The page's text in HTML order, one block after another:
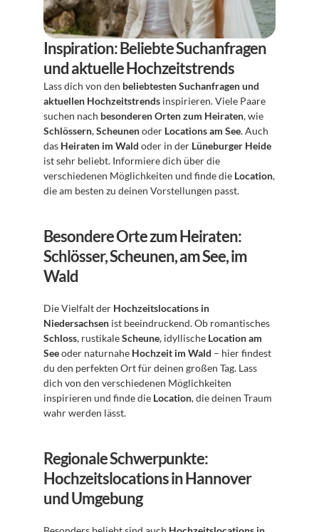
Inspiration: Beliebte Suchanfragen
und aktuelle Hochzeitstrends
Lass dich von den beliebtesten Suchanfragen und
aktuellen Hochzeitstrends inspirieren. Viele Paare
suchen nach besonderen Orten zum Heiraten
Schlössern, Scheunen oder Locations am See. Auch
das Heiraten im Wald oder in der Lüneburger Heide
ist sehr beliebt. Informiere dich über die
verschiedenen Möglichkeiten und finde die Location,
die am besten zu deinen Vorstellungen passt.
Besondere Orte zum Heiraten:
Schlösser, Scheunen, am See, im
Wald
Die Vielfalt der Hochzeitslocations in
Niedersachsen
Schloss, rustikale Scheune, idyllische Location am
See oder naturnahe Hochzeit im Wald – hier findest
du den perfekten Ort für deinen großen Tag. Lass
dich von den verschiedenen Möglichkeiten
inspirieren und finde die Location, die deinen Traum
wahr werden lässt.
Regionale Schwerpunkte:
Hochzeitslocations in Hannover
und Umgebung